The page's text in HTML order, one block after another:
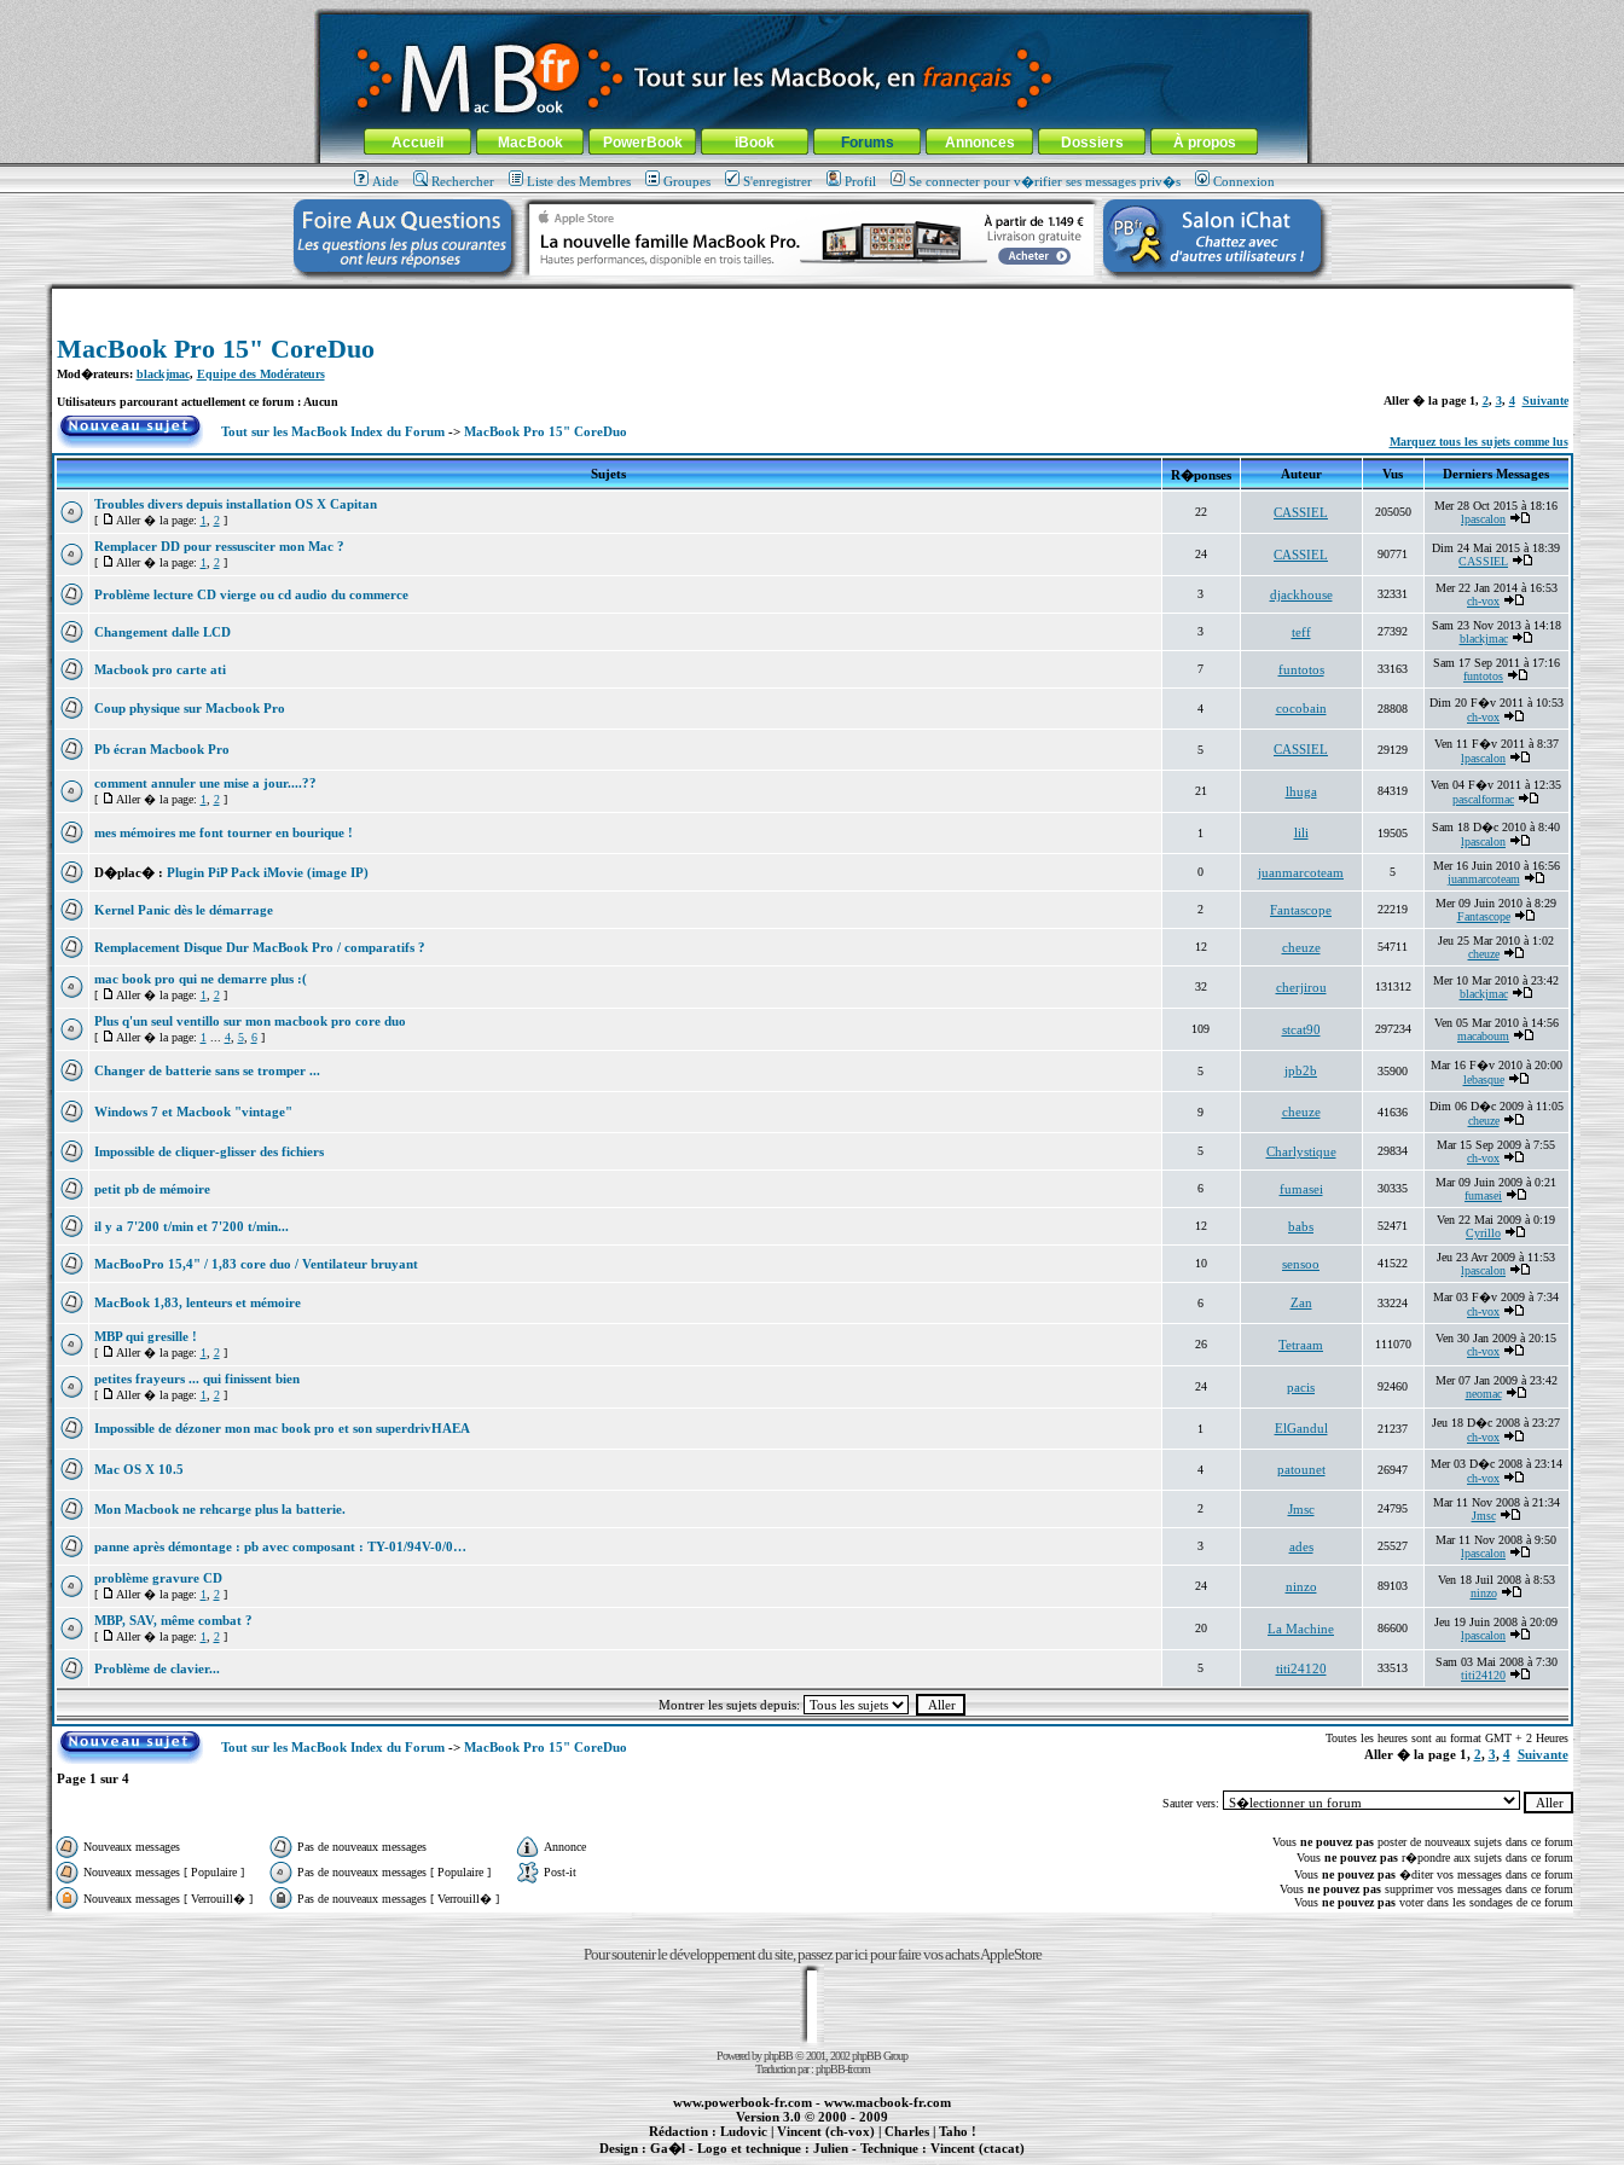
MacBook-fr.com : 100% Apple... 100% nomade !
Aller au contenu-Aller au menu général-Aller au menu de la rubrique
Menu général
Accueil MacBook PowerBook iBook Forums Annonces Dossiers À propos
Aide Rechercher Liste des Membres Groupes S'enregistrer Profil Se connecter pour v�rifier ses messages priv�s Connexion
MacBook Pro 15" CoreDuo
Mod�rateurs: blackjmac, Equipe des Modérateurs
Utilisateurs parcourant actuellement ce forum : Aucun Aller � la page 1, 2, 3, 4 Suivante
Tout sur les MacBook Index du Forum-> MacBook Pro 15" CoreDuo
Marquez tous les sujets comme lus
Sujets R�ponses Auteur Vus Derniers Messages
Troubles divers depuis installation OS X Capitan
[ Aller � la page: 1 2]
22 CASSIEL 205050
Mer 28 Oct 2015 à 18:16
lpascalon
Remplacer DD pour ressusciter mon Mac ?
[ Aller � la page: 1 2]
24 CASSIEL 90771
Dim 24 Mai 2015 à 18:39
CASSIEL
Problème lecture CD vierge ou cd audio du commerce 3 djackhouse 32331
Mer 22 Jan 2014 à 16:53
ch-vox
Changement dalle LCD 3 teff 27392
Sam 23 Nov 2013 à 14:18
blackjmac
Macbook pro carte ati 7 funtotos 33163
Sam 17 Sep 2011 à 17:16
funtotos
Coup physique sur Macbook Pro 4 cocobain 28808
Dim 20 F�v 2011 à 10:53
ch-vox
Pb écran Macbook Pro 5 CASSIEL 29129
Ven 11 F�v 2011 à 8:37
lpascalon
comment annuler une mise a jour....??
[ Aller � la page: 1 2]
21 lhuga 84319
Ven 04 F�v 2011 à 12:35
pascalformac
mes mémoires me font tourner en bourique ! 1 lili 19505
Sam 18 D�c 2010 à 8:40
lpascalon
D�plac� : Plugin PiP Pack iMovie (image IP) 0 juanmarcoteam 5
Mer 16 Juin 2010 à 16:56
juanmarcoteam
Kernel Panic dès le démarrage 2 Fantascope 22219
Mer 09 Juin 2010 à 8:29
Fantascope
Remplacement Disque Dur MacBook Pro / comparatifs ? 12 cheuze 54711
Jeu 25 Mar 2010 à 1:02
cheuze
mac book pro qui ne demarre plus :(
[ Aller � la page: 1 2]
32 cherjirou 131312
Mer 10 Mar 2010 à 23:42
blackjmac
Plus q'un seul ventillo sur mon macbook pro core duo
[ Aller � la page: 1 4, 5, 6]
109 stcat90 297234
Ven 05 Mar 2010 à 14:56
macaboum
Changer de batterie sans se tromper ... 5 jpb2b 35900
Mar 16 F�v 2010 à 20:00
lebasque
Windows 7 et Macbook "vintage" 9 cheuze 41636
Dim 06 D�c 2009 à 11:05
cheuze
Impossible de cliquer-glisser des fichiers 5 Charlystique 29834
Mar 15 Sep 2009 à 7:55
ch-vox
petit pb de mémoire 6 fumasei 30335
Mar 09 Juin 2009 à 0:21
fumasei
il y a 7'200 t/min et 7'200 t/min... 12 babs 52471
Ven 22 Mai 2009 à 0:19
Cyrillo
MacBooPro 15,4" / 1,83 core duo / Ventilateur bruyant 10 sensoo 41522
Jeu 23 Avr 2009 à 11:53
lpascalon
MacBook 1,83, lenteurs et mémoire 6 Zan 33224
Mar 03 F�v 2009 à 7:34
ch-vox
MBP qui gresille !
[ Aller � la page: 1 2]
26 Tetraam 111070
Ven 30 Jan 2009 à 20:15
ch-vox
petites frayeurs ... qui finissent bien
[ Aller � la page: 1 2]
24 pacis 92460
Mer 07 Jan 2009 à 23:42
neomac
Impossible de dézoner mon mac book pro et son superdrivHAEA 1 ElGandul 21237
Jeu 18 D�c 2008 à 23:27
ch-vox
Mac OS X 10.5 4 patounet 26947
Mer 03 D�c 2008 à 23:14
ch-vox
Mon Macbook ne rehcarge plus la batterie. 2 Jmsc 24795
Mar 11 Nov 2008 à 21:34
Jmsc
panne après démontage : pb avec composant : TY-01/94V-0/0… 3 ades 25527
Mar 11 Nov 2008 à 9:50
lpascalon
problème gravure CD
[ Aller � la page: 1 2]
24 ninzo 89103
Ven 18 Juil 2008 à 8:53
ninzo
MBP, SAV, même combat ?
[ Aller � la page: 1 2]
20 La Machine 86600
Jeu 19 Juin 2008 à 20:09
lpascalon
Problème de clavier... 5 titi24120 33513
Sam 03 Mai 2008 à 7:30
titi24120
Montrer les sujets depuis:
Tout sur les MacBook Index du Forum-> MacBook Pro 15" CoreDuo
Toutes les heures sont au format GMT + 2 Heures
Aller � la page 1, 2, 3, 4 Suivante
Page 1 sur 4
Sauter vers:
Nouveaux messages Pas de nouveaux messages
Annonce
Nouveaux messages [ Populaire ]
Pas de nouveaux messages [ Populaire ]
Post-it
Nouveaux messages [ Verrouill� ]
Pas de nouveaux messages [ Verrouill� ]
Vous ne pouvez pasposter de nouveaux sujets dans ce forum
Vous ne pouvez pasr�pondre aux sujets dans ce forum
Vous ne pouvez pas�diter vos messages dans ce forum
Vous ne pouvez passupprimer vos messages dans ce forum
Vous ne pouvez pasvoter dans les sondages de ce forum
Pour soutenir le développement du site, passez par ici pour faire vos achats AppleStore
Powered byphpBB© 2001, 2002 phpBB Group
Traduction par :phpBB-fr.com
www.powerbook-fr.com - www.macbook-fr.com
Version 3.0 © 2000 - 2009
Rédaction : Ludovic|Vincent (ch-vox)| Charles|Taho !
Design :Ga�l - Logo et technique : Julien - Technique :Vincent (ctacat)
| | cr�ation de sites Internet